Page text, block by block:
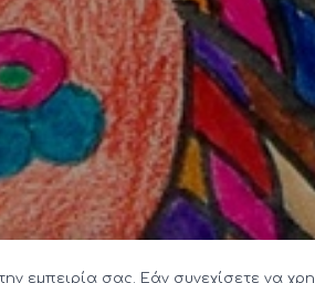
εμπειρία σας. Εάν συνεχίσετε να